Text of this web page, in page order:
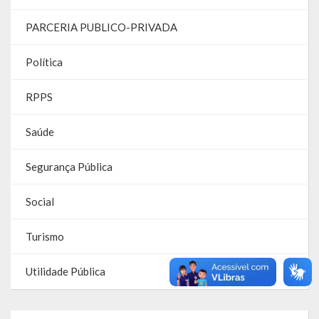
Parcerias – LEI 13.019/2014
RGF
RPPS
Apresentação
PARCERIA PUBLICO-PRIVADA
Política
RPPS
Saúde
Segurança Pública
Social
Turismo
Utilidade Pública